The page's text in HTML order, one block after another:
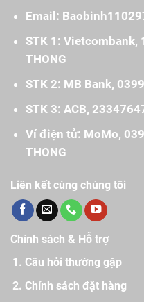
Email:
STK 1: Vietcombank,
THONG
STK 2: MB Bank,
STK 3: ACB,
Ví điện tử: MoMo,
THONG
Liên kết cùng chúng tôi
Chính sách & Hỗ trợ
Câu hỏi thường gặp
Chính sách đặt hàng